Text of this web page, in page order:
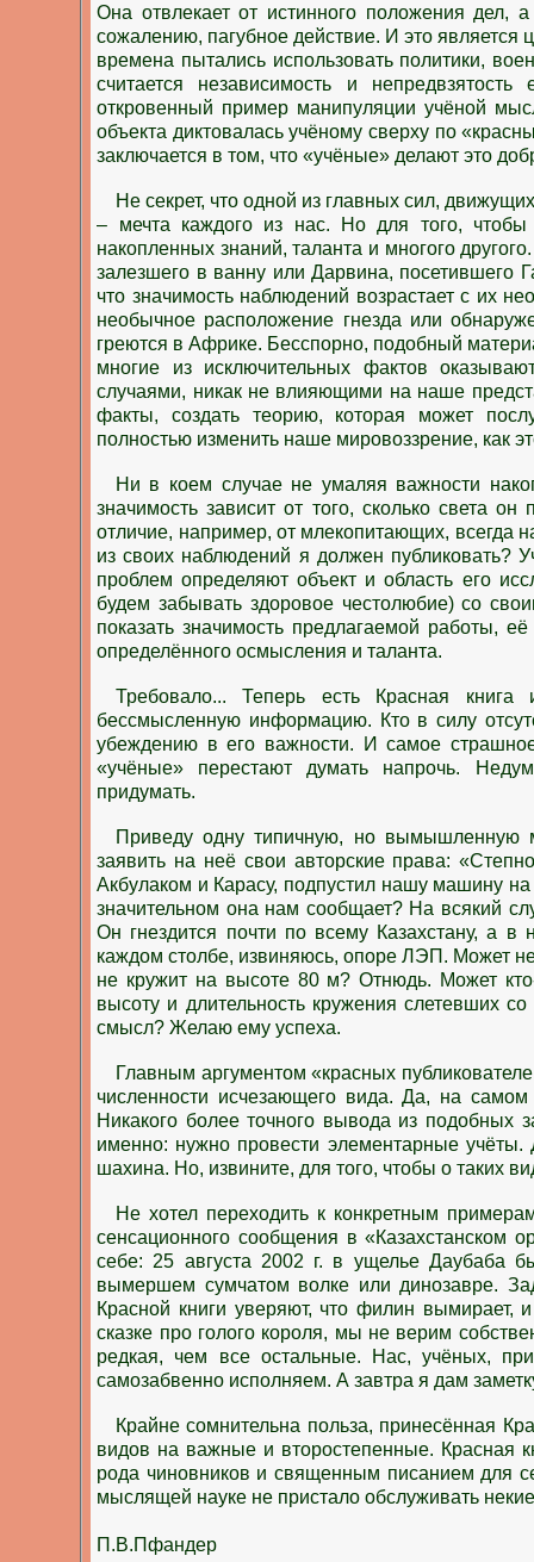
Она отвлекает от истинного положения дел,
сожалению, пагубное действие. И это
времена пытались использовать политики,
считается независимость и
откровенный пример манипуляции учёной
объекта диктовалась учёному сверху по
заключается в том, что «учёные» делают это
Не секрет, что одной из главных сил,
– мечта каждого из нас. Но для того, чтобы
накопленных знаний, таланта и многого
залезшего в ванну или Дарвина, посетившего
что значимость наблюдений возрастает с их
необычное расположение гнезда или
греются в Африке. Бесспорно, подобный
многие из исключительных фактов
случаями, никак не влияющими на наше
факты, создать теорию, которая может
полностью изменить наше мировоззрение, как
Ни в коем случае не умаляя важности
значимость зависит от того, сколько света
отличие, например, от млекопитающих, всегда
из своих наблюдений я должен публиковать?
проблем определяют объект и область его
будем забывать здоровое честолюбие) со
показать значимость предлагаемой работы,
определённого осмысления и таланта.
Требовало... Теперь есть Красная
бессмысленную информацию. Кто в силу
убеждению в его важности. И самое
«учёные» перестают думать напрочь.
придумать.
Приведу одну типичную, но вымышленную
заявить на неё свои авторские права:
Акбулаком и Карасу, подпустил нашу машину
значительном она нам сообщает? На всякий
Он гнездится почти по всему Казахстану, а
каждом столбе, извиняюсь, опоре ЛЭП. Может
не кружит на высоте 80 м? Отнюдь. Может
высоту и длительность кружения слетевших
смысл? Желаю ему успеха.
Главным аргументом «красных
численности исчезающего вида. Да, на
Никакого более точного вывода из подобных
именно: нужно провести элементарные учёты.
шахина. Но, извините, для того, чтобы о таких
Не хотел переходить к конкретным
сенсационного сообщения в «Казахстанском
себе: 25 августа 2002 г. в ущелье Даубаба
вымершем сумчатом волке или динозавре.
Красной книги уверяют, что филин вымирает,
сказке про голого короля, мы не верим
редкая, чем все остальные. Нас, учёных,
самозабвенно исполняем. А завтра я дам
Крайне сомнительна польза, принесённая
видов на важные и второстепенные. Красная
рода чиновников и священным писанием для
мыслящей науке не пристало обслуживать
П.В.Пфандер